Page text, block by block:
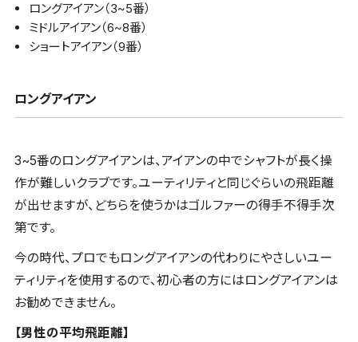
ロングアイアン（3~5番）
ミドルアイアン（6~8番）
ショートアイアン（9番）
ロングアイアン
3~5番のロングアイアンは、アイアンの中でシャフトが長く操
作が難しいクラブです。ユーティリティと同じぐらいの飛距離
が出せますが、どちらを使うかはゴルファーの得手不得手次
第です。
今の時代、プロでもロングアイアンの代わりにやさしいユー
ティリティを使用するので、初心者の方にはロングアイアンは
お勧めできません。
【男性の平均飛距離】